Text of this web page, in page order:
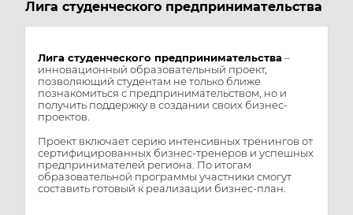
Лига студенческого предпринимательства
Лига студенческого предпринимательства –
инновационный образовательный проект,
позволяющий студентам не только ближе
познакомиться с предпринимательством, но и
получить поддержку в создании своих бизнес-
проектов.
Проект включает серию интенсивных тренингов от
сертифицированных бизнес-тренеров и успешных
предпринимателей региона. По итогам
образовательной программы участники смогут
составить готовый к реализации бизнес-план.